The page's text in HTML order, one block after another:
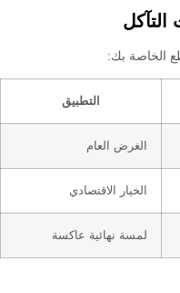
التآكل
الخاصة بك:
التطبيق
الغرض العام
الخيار الاقتصادي
لمسة نهائية عاكسة